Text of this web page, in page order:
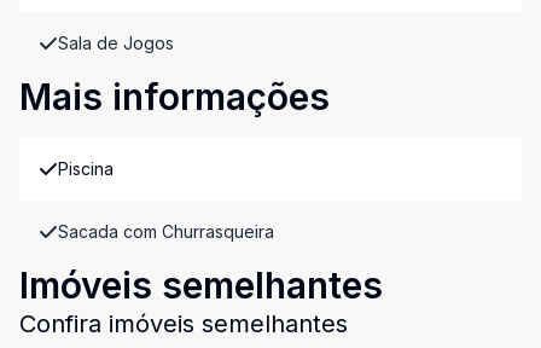
Sala de Jogos
Mais informações
Piscina
Sacada com Churrasqueira
Imóveis semelhantes
Confira imóveis semelhantes